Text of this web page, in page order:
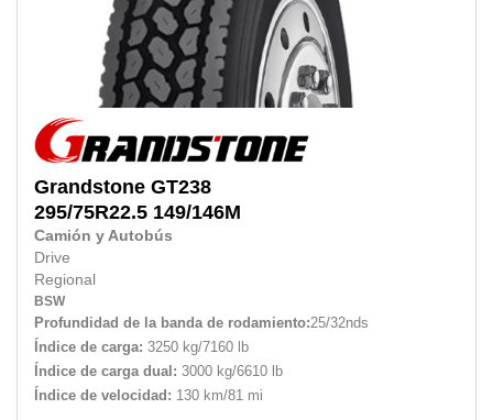
Grandstone GT238
295/75R22.5 149/146M
Camión y Autobús
Drive
Regional
BSW
Profundidad de la banda de rodamiento:25/32nds
Índice de carga: 3250 kg/7160 lb
Índice de carga dual: 3000 kg/6610 lb
Índice de velocidad: 130 km/81 mi